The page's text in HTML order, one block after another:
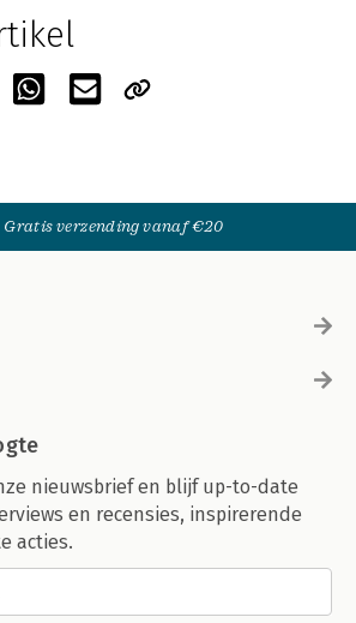
Gratis verzending vanaf €20
nieuwsbrief en blijf up-to-date
en recensies, inspirerende
acties.